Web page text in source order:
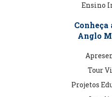
Ensino
Conheça
Anglo
Tour
Projetos